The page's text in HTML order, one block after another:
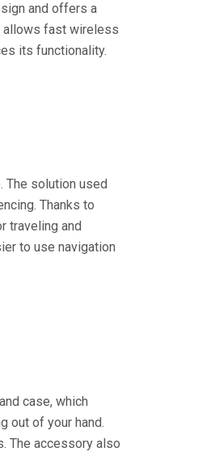
and offers a
allows fast wireless
its functionality.
The solution used
Thanks to
traveling and
to use navigation
case, which
out of your hand.
The accessory also